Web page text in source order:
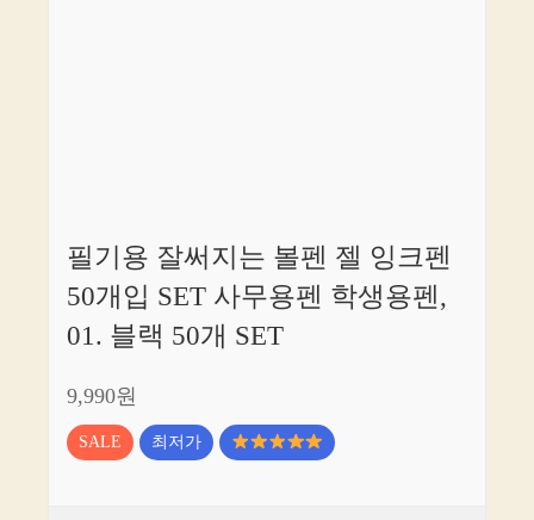
필기용 잘써지는 볼펜 젤 잉크펜
50개입 SET 사무용펜 학생용펜,
01. 블랙 50개 SET
9,990원
SALE 최저가